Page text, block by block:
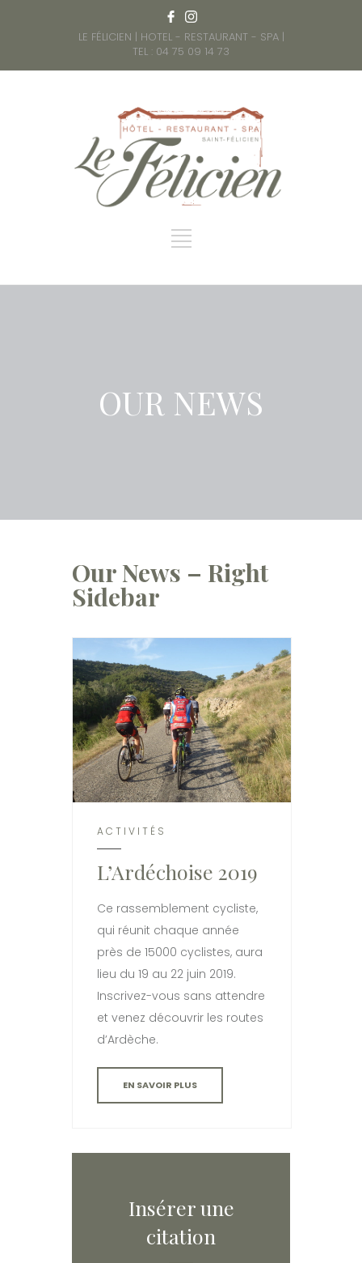
LE FÉLICIEN | HOTEL - RESTAURANT - SPA |
TEL : 04 75 09 14 73
OUR NEWS
Our News – Right
Sidebar
ACTIVITÉS
L’Ardéchoise 2019
Ce rassemblement cycliste,
qui réunit chaque année
près de 15000 cyclistes, aura
lieu du 19 au 22 juin 2019.
Inscrivez-vous sans attendre
et venez découvrir les routes
d’Ardèche.
EN SAVOIR PLUS
Insérer une
citation